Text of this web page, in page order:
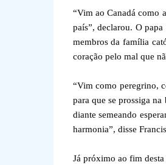
“Vim ao Canadá como
país”, declarou. O
membros da família
coração pelo mal que
“Vim como peregrino,
para que se prossiga
diante semeando
harmonia”, disse
Já próximo ao fim